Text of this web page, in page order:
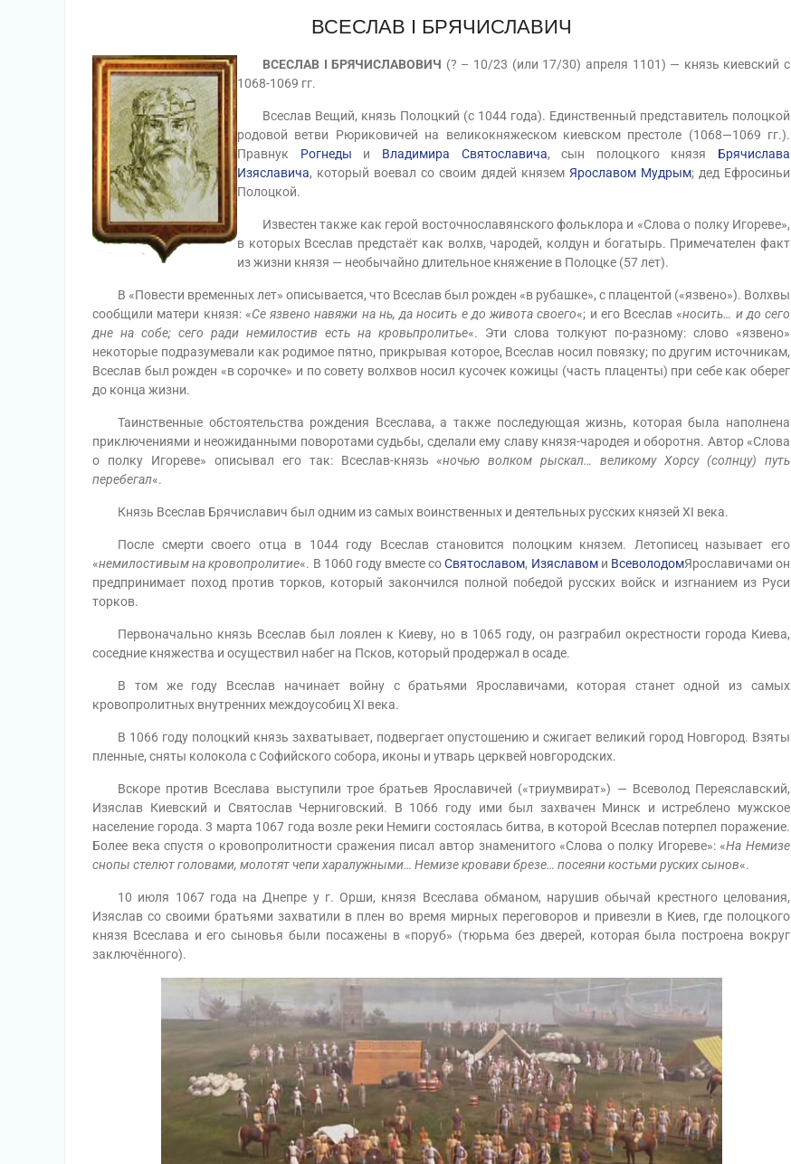
ВСЕСЛАВ I БРЯЧИСЛАВИЧ
ВСЕСЛАВ I БРЯЧИСЛАВОВИЧ (? – 10/23 (или 17/30) апреля 1101) — князь киевский с
1068-1069 гг.
Всеслав Вещий, князь Полоцкий (с 1044 года). Единственный представитель полоцкой
родовой ветви Рюриковичей на великокняжеском киевском престоле (1068—1069 гг.).
Правнук Рогнеды и Владимира Святославича, сын полоцкого князя Брячислава
Изяславича, который воевал со своим дядей князем Ярославом Мудрым; дед Ефросиньи
Полоцкой.
Известен также как герой восточнославянского фольклора и «Слова о полку Игореве»,
в которых Всеслав предстаёт как волхв, чародей, колдун и богатырь. Примечателен факт
из жизни князя — необычайно длительное княжение в Полоцке (57 лет).
В «Повести временных лет» описывается, что Всеслав был рожден «в рубашке», с плацентой («язвено»). Волхвы
сообщили матери князя: «Се язвено навяжи на нь, да носить е до живота своего«; и его Всеслав «носить… и до сего
дне на собе; сего ради немилостив есть на кровьпролитье«. Эти слова толкуют по-разному: слово «язвено»
некоторые подразумевали как родимое пятно, прикрывая которое, Всеслав носил повязку; по другим источникам,
Всеслав был рожден «в сорочке» и по совету волхвов носил кусочек кожицы (часть плаценты) при себе как оберег
до конца жизни.
Таинственные обстоятельства рождения Всеслава, а также последующая жизнь, которая была наполнена
приключениями и неожиданными поворотами судьбы, сделали ему славу князя-чародея и оборотня. Автор «Слова
о полку Игореве» описывал его так: Всеслав-князь «ночью волком рыскал… великому Хорсу (солнцу) путь
перебегал«.
Князь Всеслав Брячиславич был одним из самых воинственных и деятельных русских князей XI века.
После смерти своего отца в 1044 году Всеслав становится полоцким князем. Летописец называет его
«немилостивым на кровопролитие«. В 1060 году вместе соСвятославом, Изяславоми ВсеволодомЯрославичами он
предпринимает поход против торков, который закончился полной победой русских войск и изгнанием из Руси
торков.
Первоначально князь Всеслав был лоялен к Киеву, но в 1065 году, он разграбил окрестности города Киева,
соседние княжества и осуществил набег на Псков, который продержал в осаде.
В том же году Всеслав начинает войну с братьями Ярославичами, которая станет одной из самых
кровопролитных внутренних междоусобиц XI века.
В 1066 году полоцкий князь захватывает, подвергает опустошению и сжигает великий город Новгород. Взяты
пленные, сняты колокола с Софийского собора, иконы и утварь церквей новгородских.
Вскоре против Всеслава выступили трое братьев Ярославичей («триумвират») — Всеволод Переяславский,
Изяслав Киевский и Святослав Черниговский. В 1066 году ими был захвачен Минск и истреблено мужское
население города. 3 марта 1067 года возле реки Немиги состоялась битва, в которой Всеслав потерпел поражение.
Более века спустя о кровопролитности сражения писал автор знаменитого «Слова о полку Игореве»: «На Немизе
снопы стелют головами, молотят чепи харалужными… Немизе кровави брезе… посеяни костьми руских сынов«.
10 июля 1067 года на Днепре у г. Орши, князя Всеслава обманом, нарушив обычай крестного целования,
Изяслав со своими братьями захватили в плен во время мирных переговоров и привезли в Киев, где полоцкого
князя Всеслава и его сыновья были посажены в «поруб» (тюрьма без дверей, которая была построена вокруг
заключённого).